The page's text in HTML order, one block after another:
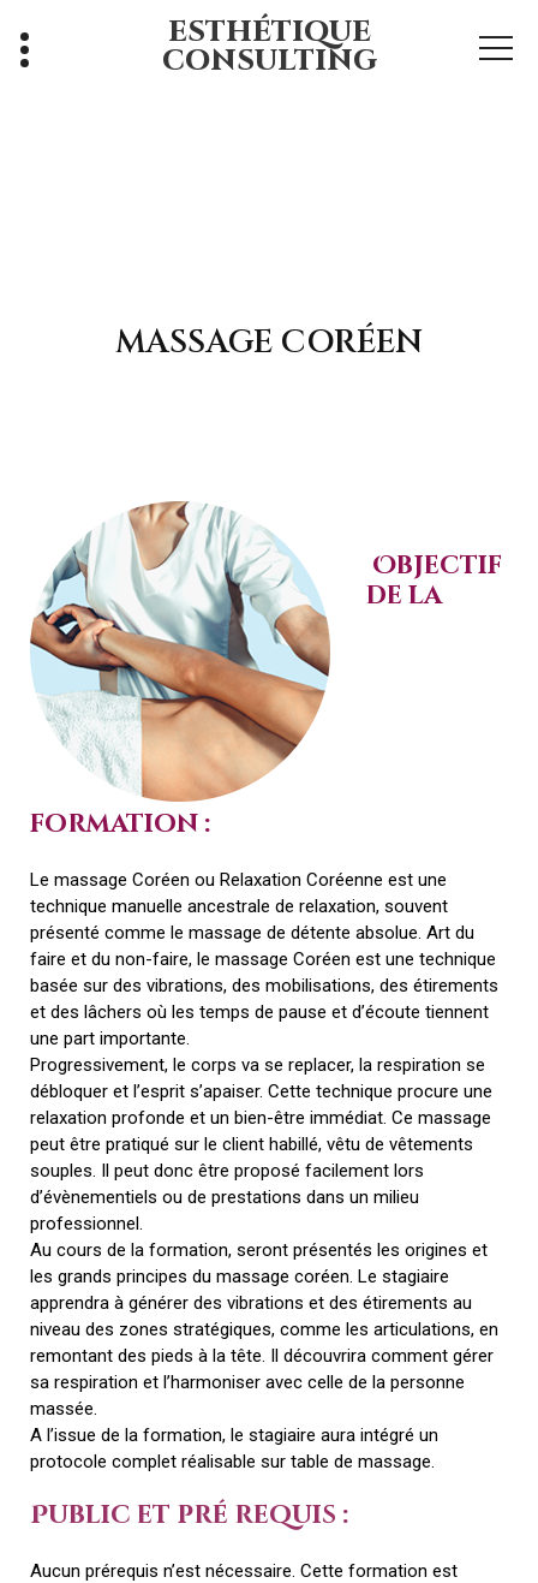
ESTHÉTIQUE
CONSULTING
MASSAGE CORÉEN
Objectif
de la
formation :
Le massage Coréen ou Relaxation Coréenne est une
technique manuelle ancestrale de relaxation, souvent
présenté comme le massage de détente absolue. Art du
faire et du non-faire, le massage Coréen est une technique
basée sur des vibrations, des mobilisations, des étirements
et des lâchers où les temps de pause et d’écoute tiennent
une part importante.
Progressivement, le corps va se replacer, la respiration se
débloquer et l’esprit s’apaiser. Cette technique procure une
relaxation profonde et un bien-être immédiat. Ce massage
peut être pratiqué sur le client habillé, vêtu de vêtements
souples. Il peut donc être proposé facilement lors
d’évènementiels ou de prestations dans un milieu
professionnel.
Au cours de la formation, seront présentés les origines et
les grands principes du massage coréen. Le stagiaire
apprendra à générer des vibrations et des étirements au
niveau des zones stratégiques, comme les articulations, en
remontant des pieds à la tête. Il découvrira comment gérer
sa respiration et l’harmoniser avec celle de la personne
massée.
A l’issue de la formation, le stagiaire aura intégré un
protocole complet réalisable sur table de massage.
Public et pré requis :
Aucun prérequis n’est nécessaire. Cette formation est